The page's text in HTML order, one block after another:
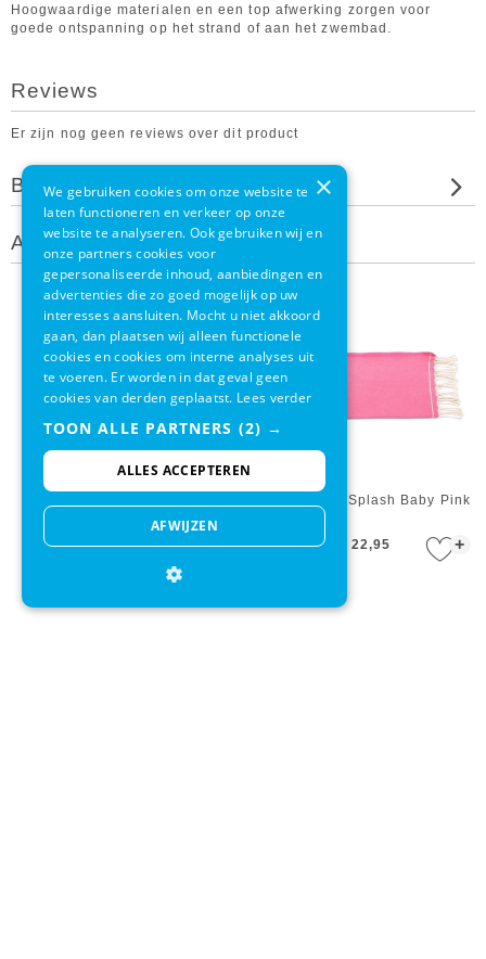
Hoogwaardige materialen en een top afwerking zorgen voor
goede ontspanning op het strand of aan het zwembad.
Reviews
Er zijn nog geen reviews over dit product
Beoordeel dit product
Andere klanten bekeken ook
+
Badstof Pure Kenya
€ 37,95 € 34,95 +
Call It Fouta Splash Baby Pink
€ 22,95
×
We gebruiken cookies om onze website te
laten functioneren en verkeer op onze
website te analyseren. Ook gebruiken wij en
onze partners cookies voor
gepersonaliseerde inhoud, aanbiedingen en
advertenties die zo goed mogelijk op uw
interesses aansluiten. Mocht u niet akkoord
gaan, dan plaatsen wij alleen functionele
cookies en cookies om interne analyses uit
te voeren. Er worden in dat geval geen
cookies van derden geplaatst. Lees verder
TOON ALLE PARTNERS (2) →
ALLES ACCEPTEREN
AFWIJZEN